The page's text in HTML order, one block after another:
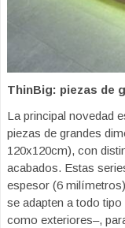
ThinBig: piezas de
La principal novedad
piezas de grandes
120x120cm), con
acabados. Estas
espesor (6
se adapten a todo
como exteriores–,